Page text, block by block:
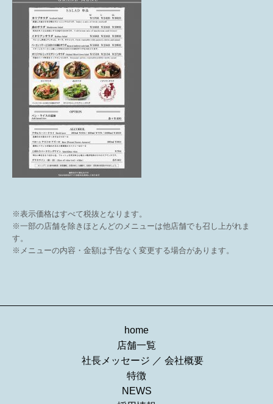
※表示価格はすべて税抜となります。
※一部の店舗を除きほとんどのメニューは他店舗でも召し上がれま
す。
※メニューの内容・金額は予告なく変更する場合があります。
home
店舗一覧
社長メッセージ ／ 会社概要
特徴
NEWS